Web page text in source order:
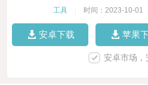
工具 时间：2023-10-01
安卓下载 苹果
安卓市场，